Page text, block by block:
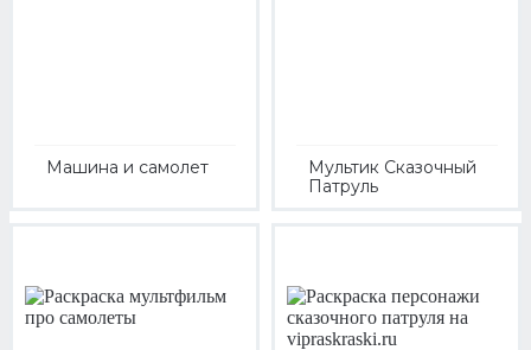
Машина и самолет
Мультик Сказочный
Патруль